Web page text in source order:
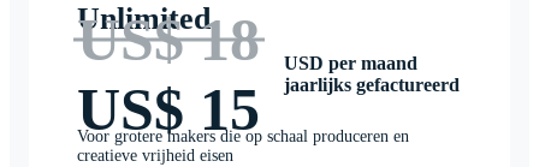
Unlimited
US$ 18
US$ 15
USD per maand
jaarlijks gefactureerd
Voor grotere makers die op schaal produceren en
creatieve vrijheid eisen